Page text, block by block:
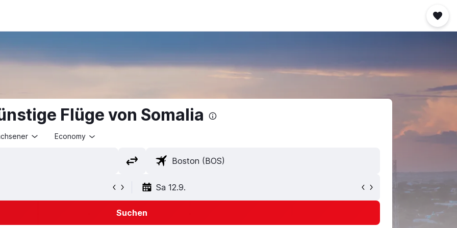
Flüge von Somalia
Economy
Sa 12.9.
Suchen